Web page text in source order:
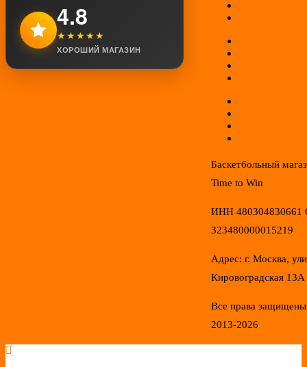
4.8
★★★★★
ХОРОШИЙ МАГАЗИН
Баскетбольный
Time to Win
ИНН 480304830661
323480000015219
Адрес: г. Москва,
Кировоградская 13А
Все права
2013-2026